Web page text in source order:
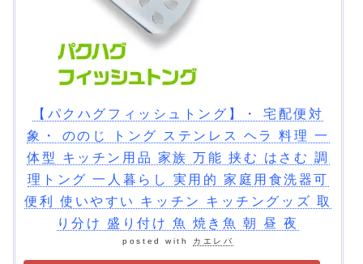
【パクハグフィッシュトング】・ 宅配便対
象・ ののじ トング ステンレス ヘラ 料理 一
体型 キッチン用品 家族 万能 挟む はさむ 調
理トング 一人暮らし 実用的 家庭用食洗器可
便利 使いやすい キッチン キッチングッズ 取
り分け 盛り付け 魚 焼き魚 朝 昼 夜
posted with カエレバ